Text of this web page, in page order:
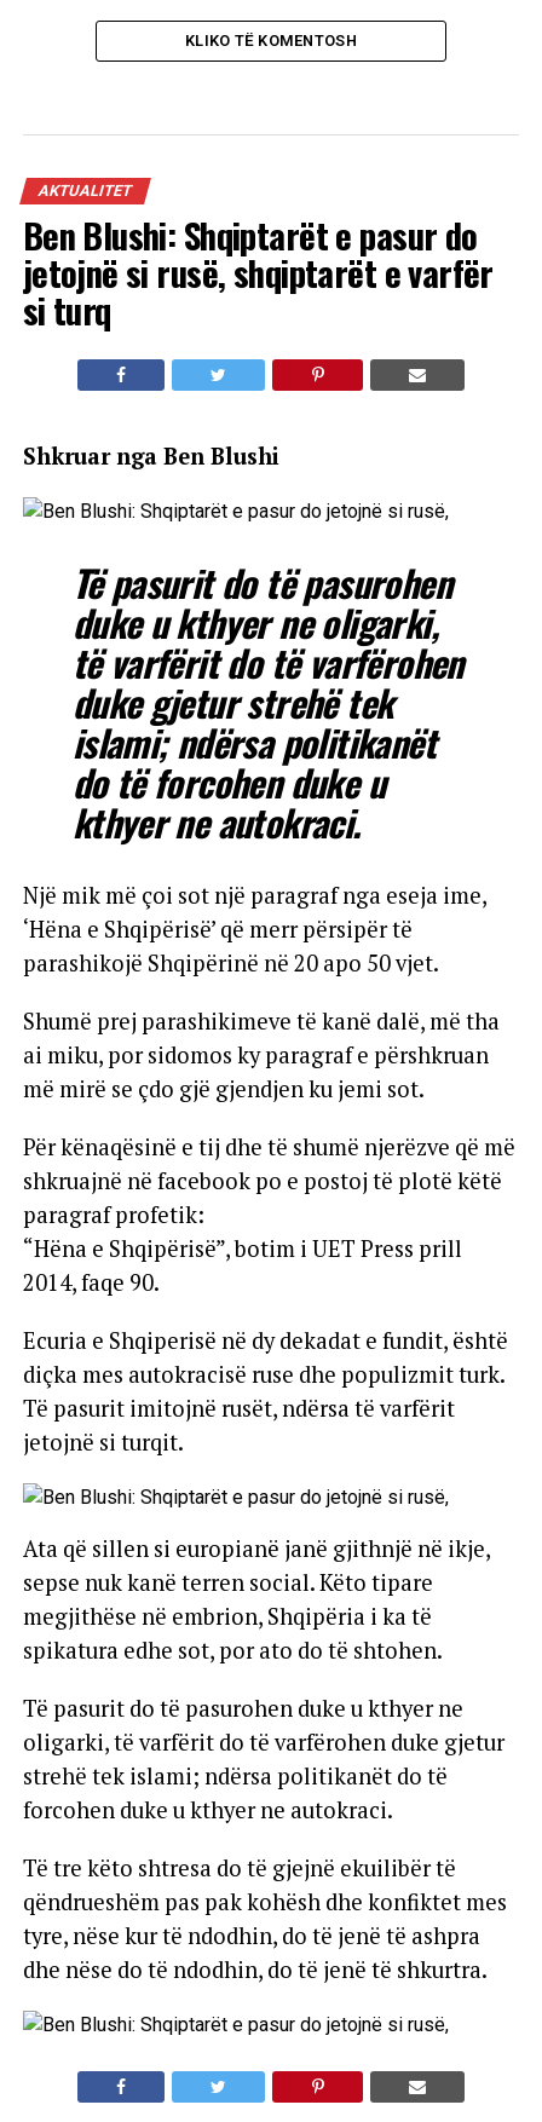
KLIKO TË KOMENTOSH
AKTUALITET
Ben Blushi: Shqiptarët e pasur do
jetojnë si rusë, shqiptarët e varfër
si turq
Shkruar nga Ben Blushi
Të pasurit do të pasurohen
duke u kthyer ne oligarki,
të varfërit do të varfërohen
duke gjetur strehë tek
islami; ndërsa politikanët
do të forcohen duke u
kthyer ne autokraci.
Një mik më çoi sot një paragraf nga eseja ime,
‘Hëna e Shqipërisë’ që merr përsipër të
parashikojë Shqipërinë në 20 apo 50 vjet.
Shumë prej parashikimeve të kanë dalë, më tha
ai miku, por sidomos ky paragraf e përshkruan
më mirë se çdo gjë gjendjen ku jemi sot.
Për kënaqësinë e tij dhe të shumë njerëzve që më
shkruajnë në facebook po e postoj të plotë këtë
paragraf profetik:
“Hëna e Shqipërisë”, botim i UET Press prill
2014, faqe 90.
Ecuria e Shqiperisë në dy dekadat e fundit, është
diçka mes autokracisë ruse dhe populizmit turk.
Të pasurit imitojnë rusët, ndërsa të varfërit
jetojnë si turqit.
Ata që sillen si europianë janë gjithnjë në ikje,
sepse nuk kanë terren social. Këto tipare
megjithëse në embrion, Shqipëria i ka të
spikatura edhe sot, por ato do të shtohen.
Të pasurit do të pasurohen duke u kthyer ne
oligarki, të varfërit do të varfërohen duke gjetur
strehë tek islami; ndërsa politikanët do të
forcohen duke u kthyer ne autokraci.
Të tre këto shtresa do të gjejnë ekuilibër të
qëndrueshëm pas pak kohësh dhe konfiktet mes
tyre, nëse kur të ndodhin, do të jenë të ashpra
dhe nëse do të ndodhin, do të jenë të shkurtra.